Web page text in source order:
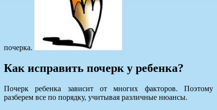
почерка.
Как исправить почерк у ребенка?
Почерк ребенка зависит от многих факторов. Поэтому
разберем все по порядку, учитывая различные нюансы.